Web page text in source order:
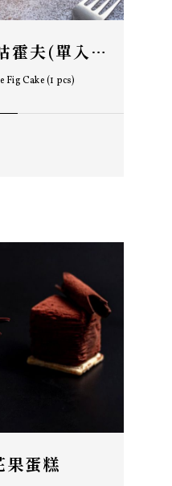
The Nine｜胡桃帕林內咕咕霍夫(單入)& 紅酒無花果蛋糕(單入)
Cake (1 pcs)
蛋糕